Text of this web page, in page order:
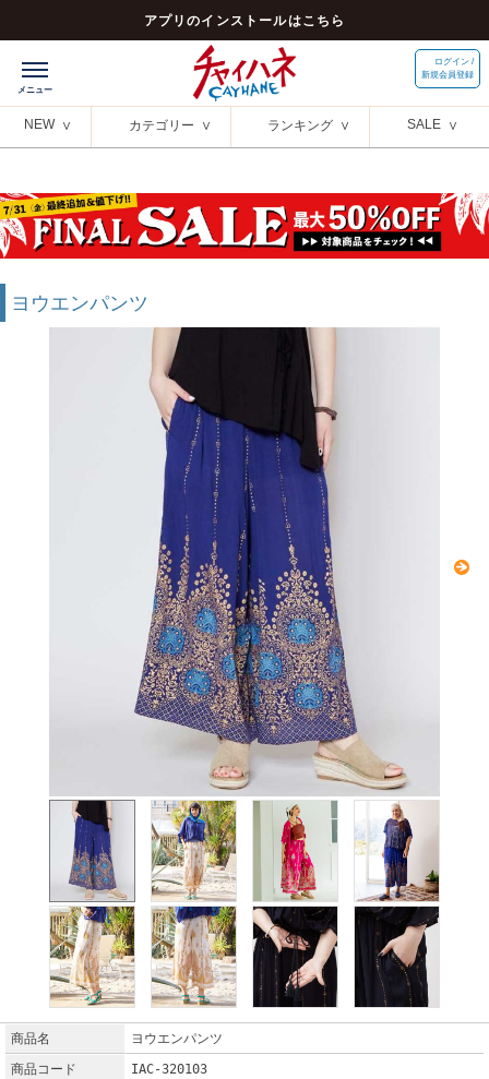
アプリのインストールはこちら
ログイン /
新規会員登録
NEW カテゴリー ランキング SALE
ヨウエンパンツ
商品名
ヨウエンパンツ
商品コード
IAC-320103